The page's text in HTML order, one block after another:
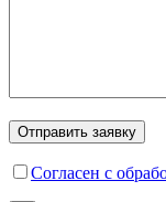
Согласен с